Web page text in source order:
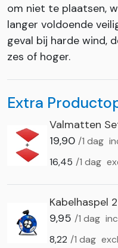
om niet te plaatsen,
langer voldoende
geval bij harde wind,
zes of hoger.
Extra
Valmatten
19,90 /1 dag
16,45 /1 dag
Kabelhaspel
9,95 /1 dag
8,22 /1 dag